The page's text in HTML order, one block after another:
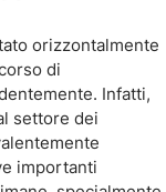
orizzontalmente
di
Infatti,
settore dei
importanti